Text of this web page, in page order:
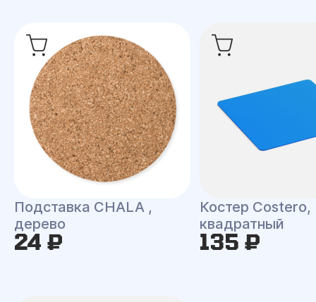
Подставка CHALA ,
дерево
24 ₽
Костер Costero,
квадратный
135 ₽